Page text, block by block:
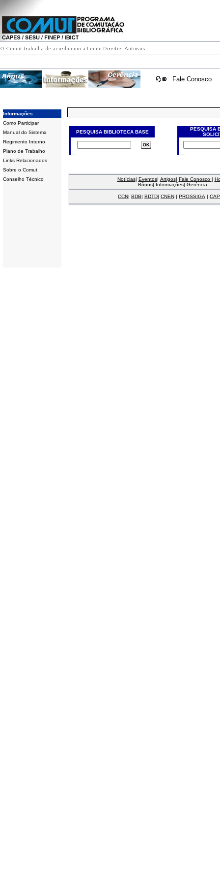
Fale Conosco
Informações
Como Participar
Manual do Sistema
Regimento Interno
Plano de Trabalho
Links Relacionados
Sobre o Comut
Conselho Técnico
PESQUISA BIBLIOTECA BASE
PESQUISA
Notícias| Eventos| Artigos| Fale Conosco |
Bônus| Informações| Gerência
CCN| BDB| BDTD| CNEN | PROSSIGA |